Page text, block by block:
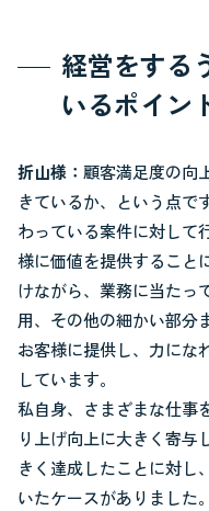
経営をする
いるポイン
折山様： 顧客満足度の向
きているか、という点で
わっている案件に対して
様に価値を提供すること
けながら、業務に当たっ
用、その他の細かい部分
お客様に提供し、力にな
しています。
私自身、さまざまな仕事
り上げ向上に大きく寄与
きく達成したことに対し
いたケースがありました